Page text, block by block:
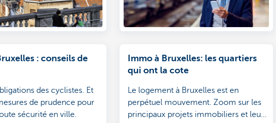
: conseils de
des cyclistes. Et
de prudence pour
sécurité en ville.
Immo à Bruxelles: les quartiers
qui ont la cote
Le logement à Bruxelles est en
perpétuel mouvement. Zoom sur les
principaux projets immobiliers et leurs